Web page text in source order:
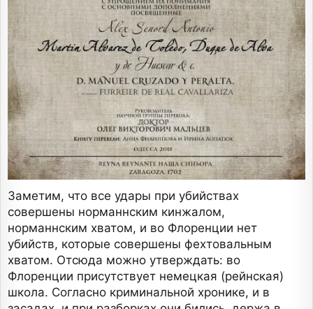
Заметим, что все удары при убийствах
совершены норманнским кинжалом,
норманнским хватом, и во Флоренции нет
убийств, которые совершены фехтовальным
хватом. Отсюда можно утверждать: во
Флоренции присутствует немецкая (рейнская)
школа. Согласно криминальной хронике, и в